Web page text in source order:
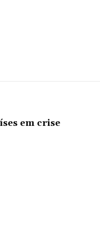
em crise